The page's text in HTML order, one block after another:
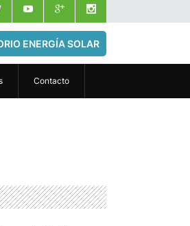
ENERGÍA SOLAR
Contacto